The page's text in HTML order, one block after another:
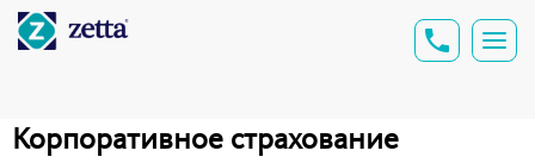
Корпоративное страхование